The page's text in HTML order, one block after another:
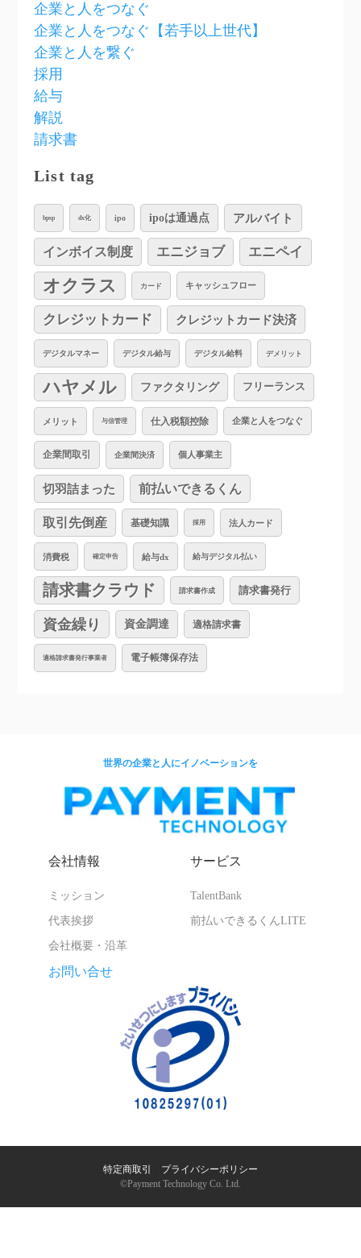
企業と人をつなぐ
企業と人をつなぐ【若手以上世代】
企業と人を繋ぐ
採用
給与
解説
請求書
List tag
bpsp dx化 ipo ipoは通過点 アルバイト
インボイス制度 エニジョブ エニペイ
オクラス カード キャッシュフロー
クレジットカード クレジットカード決済
デジタルマネー デジタル給与 デジタル給料 デメリット
ハヤメル ファクタリング フリーランス
メリット 与信管理 仕入税額控除 企業と人をつなぐ
企業間取引 企業間決済 個人事業主
切羽詰まった 前払いできるくん
取引先倒産 基礎知識 採用 法人カード
消費税 確定申告 給与dx 給与デジタル払い
請求書クラウド 請求書作成 請求書発行
資金繰り 資金調達 適格請求書
適格請求書発行事業者 電子帳簿保存法
世界の企業と人にイノベーションを
会社情報
ミッション
代表挨拶
会社概要・沿革
サービス
TalentBank
前払いできるくんLITE
お問い合せ
特定商取引
プライバシーポリシー
©︎Payment Technology Co. Ltd.